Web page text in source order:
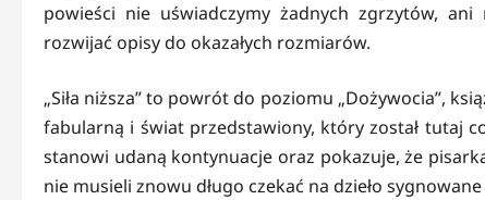
powieści nie uświadczymy żadnych zgrzytów,
rozwijać opisy do okazałych rozmiarów.
„Siła niższa” to powrót do poziomu „Dożywocia”,
fabularną i świat przedstawiony, który został tutaj
stanowi udaną kontynuacje oraz pokazuje, że
nie musieli znowu długo czekać na dzieło